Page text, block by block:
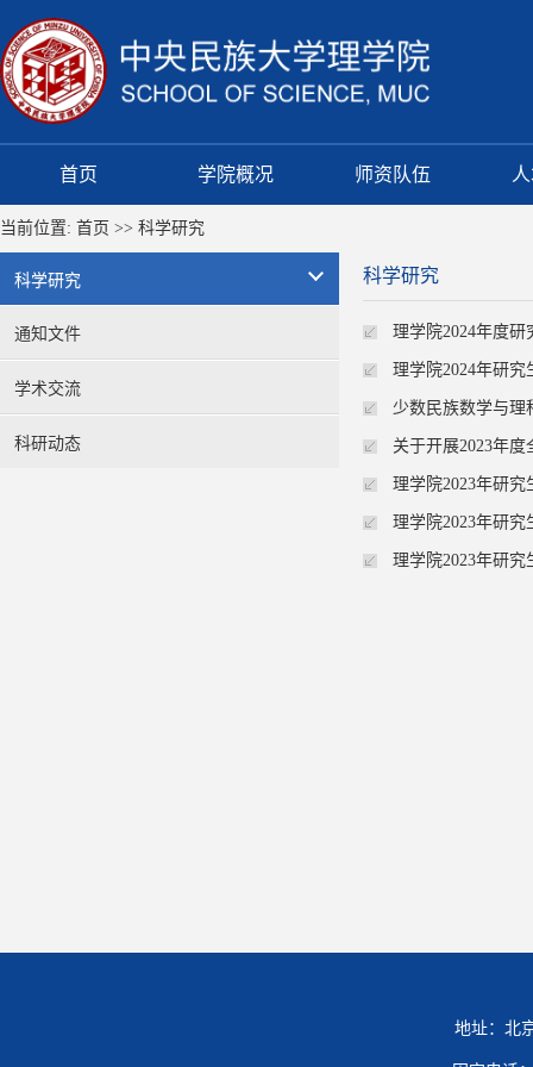
首页 学院概况 师资队伍
当前位置: 首页 >> 科学研究
科学研究
通知文件
学术交流
科研动态
科学研究
理学院2024年度
理学院2024年研
少数民族数学与理
关于开展2023年
理学院2023年研
理学院2023年研
理学院2023年研
地址：北